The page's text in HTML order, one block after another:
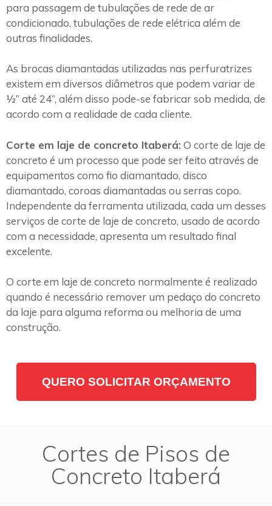
para passagem de tubulações de rede de ar
condicionado, tubulações de rede elétrica além de
outras finalidades.
As brocas diamantadas utilizadas nas perfuratrizes
existem em diversos diâmetros que podem variar de
½” até 24”, além disso pode-se fabricar sob medida, de
acordo com a realidade de cada cliente.
Corte em laje de concreto Itaberá: O corte de laje de
concreto é um processo que pode ser feito através de
equipamentos como fio diamantado, disco
diamantado, coroas diamantadas ou serras copo.
Independente da ferramenta utilizada, cada um desses
serviços de corte de laje de concreto, usado de acordo
com a necessidade, apresenta um resultado final
excelente.
O corte em laje de concreto normalmente é realizado
quando é necessário remover um pedaço do concreto
da laje para alguma reforma ou melhoria de uma
construção.
QUERO SOLICITAR ORÇAMENTO
Cortes de Pisos de
Concreto Itaberá